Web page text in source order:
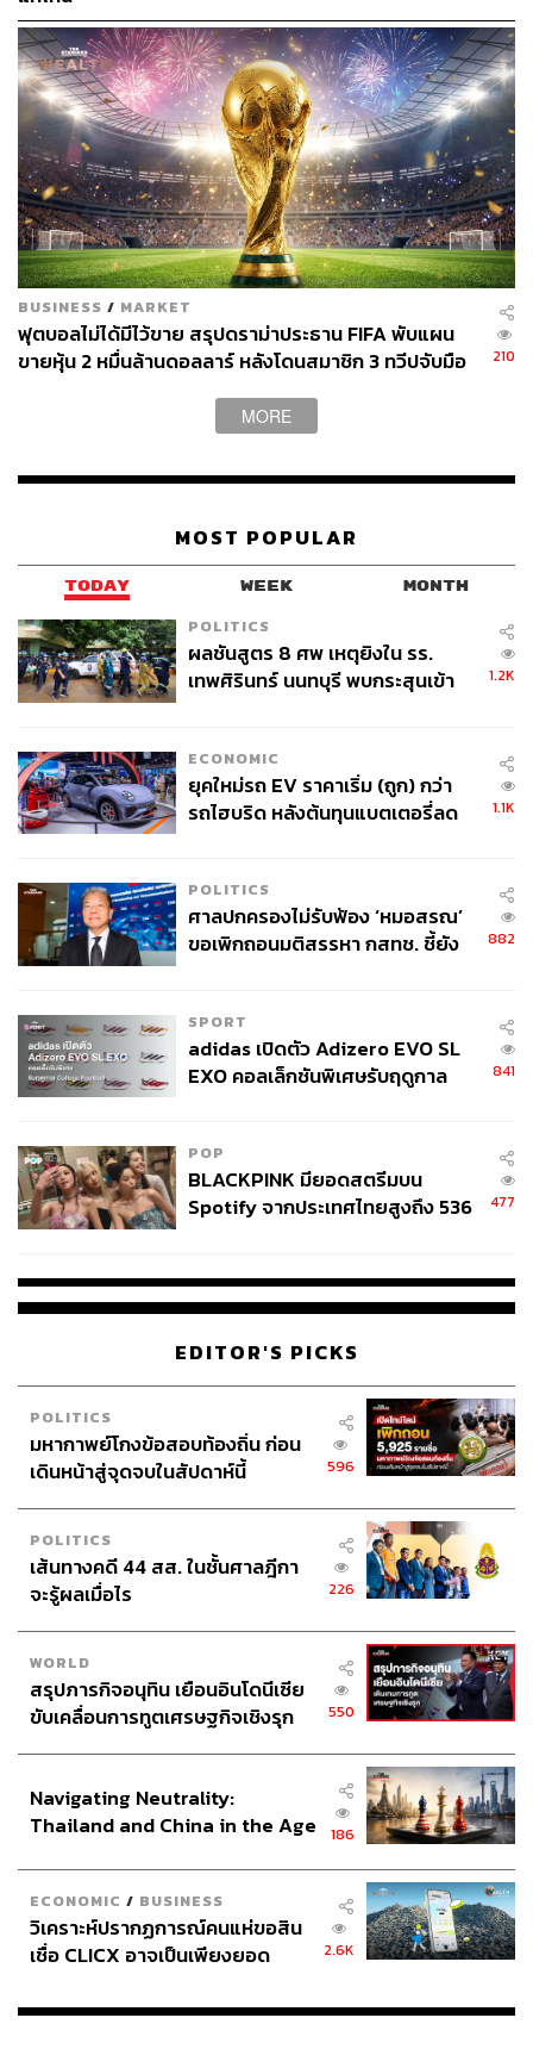
BUSINESS / MARKET
ฟุตบอลไม่ได้มีไว้ขาย สรุปดราม่าประธาน FIFA พับแผน
ขายหุ้น 2 หมื่นล้านดอลลาร์ หลังโดนสมาชิก 3 ทวีปจับมือ
210
MORE
MOST POPULAR
TODAY WEEK MONTH
POLITICS
ผลชันสูตร 8 ศพ เหตุยิงใน รร.
เทพศิรินทร์ นนทบุรี พบกระสุนเข้า
1.2K
ECONOMIC
ยุคใหม่รถ EV ราคาเริ่ม (ถูก) กว่า
รถไฮบริด หลังต้นทุนแบตเตอรี่ลด
1.1K
POLITICS
ศาลปกครองไม่รับฟ้อง ‘หมอสรณ’
ขอเพิกถอนมติสรรหา กสทช. ชี้ยัง
882
SPORT
adidas เปิดตัว Adizero EVO SL
EXO คอลเล็กชันพิเศษรับฤดูกาล
841
POP
BLACKPINK มียอดสตรีมบน
Spotify จากประเทศไทยสูงถึง 536
477
EDITOR'S PICKS
POLITICS
มหากาพย์โกงข้อสอบท้องถิ่น ก่อน
เดินหน้าสู่จุดจบในสัปดาห์นี้
596
POLITICS
เส้นทางคดี 44 สส. ในชั้นศาลฎีกา
จะรู้ผลเมื่อไร
226
WORLD
สรุปภารกิจอนุทิน เยือนอินโดนีเซีย
ขับเคลื่อนการทูตเศรษฐกิจเชิงรุก
550
Navigating Neutrality:
Thailand and China in the Age
186
ECONOMIC / BUSINESS
วิเคราะห์ปรากฏการณ์คนแห่ขอสิน
เชื่อ CLICX อาจเป็นเพียงยอด
เรือนไทยที่ถูกซุกไว้
2.6K